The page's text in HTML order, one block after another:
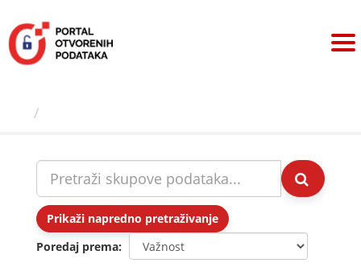
sadržaj
Prikaži napredno pretraživanje
Poredaj prema